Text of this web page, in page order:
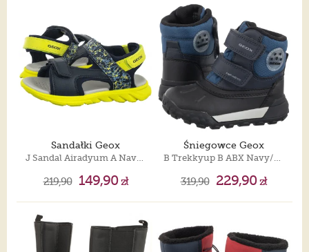
Sandałki Geox
J Sandal Airadyum A Navy/Lime J55F1E 01504 C0749
219,90 149,90zł
Śniegowce Geox
319,90 229,90zł